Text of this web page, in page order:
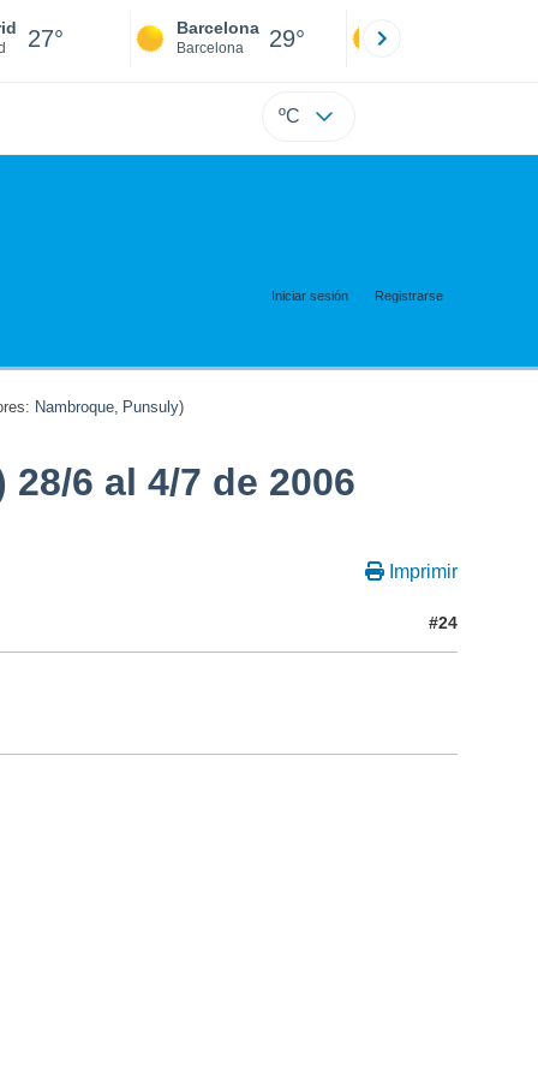
27° Barcelona
Barcelona 29°
ºC
Iniciar sesión Registrarse
Nambroque, Punsuly)
6 al 4/7 de 2006
Imprimir
#24